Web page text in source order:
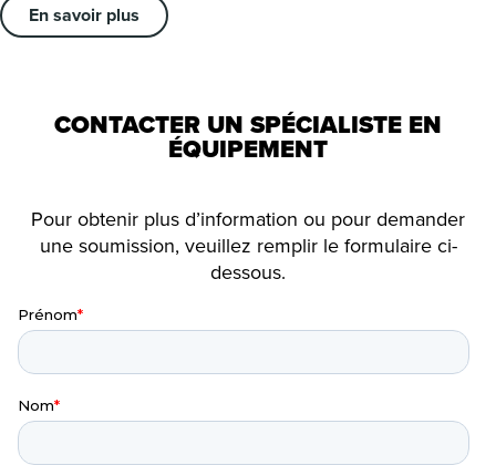
En savoir plus
CONTACTER UN SPÉCIALISTE EN
ÉQUIPEMENT
Pour obtenir plus d’information ou pour demander
une soumission, veuillez remplir le formulaire ci-
dessous.